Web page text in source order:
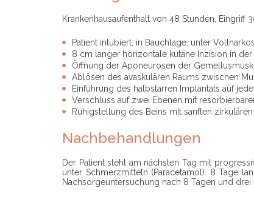
Krankenhausaufenthalt von 48 Stunden, Eingriff
Patient intubiert, in Bauchlage, unter
8 cm langer horizontale kutane Inzision in der
Öffnung der Aponeurosen der
Ablösen des avaskulären Raums zwischen
Einführung des halbstarren Implantats auf
Verschluss auf zwei Ebenen mit
Ruhigstellung des Beins mit sanften
Nachbehandlungen
Der Patient steht am nächsten Tag mit
unter Schmerzmitteln (Paracetamol). 8 Tage
Nachsorgeuntersuchung nach 8 Tagen und